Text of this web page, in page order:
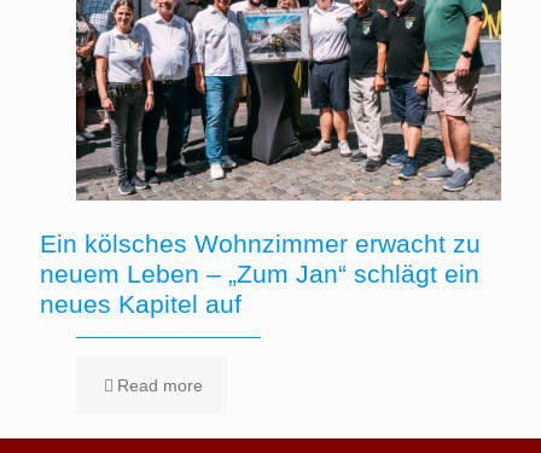
Ein kölsches Wohnzimmer erwacht zu
neuem Leben – „Zum Jan“ schlägt ein
neues Kapitel auf
Read more